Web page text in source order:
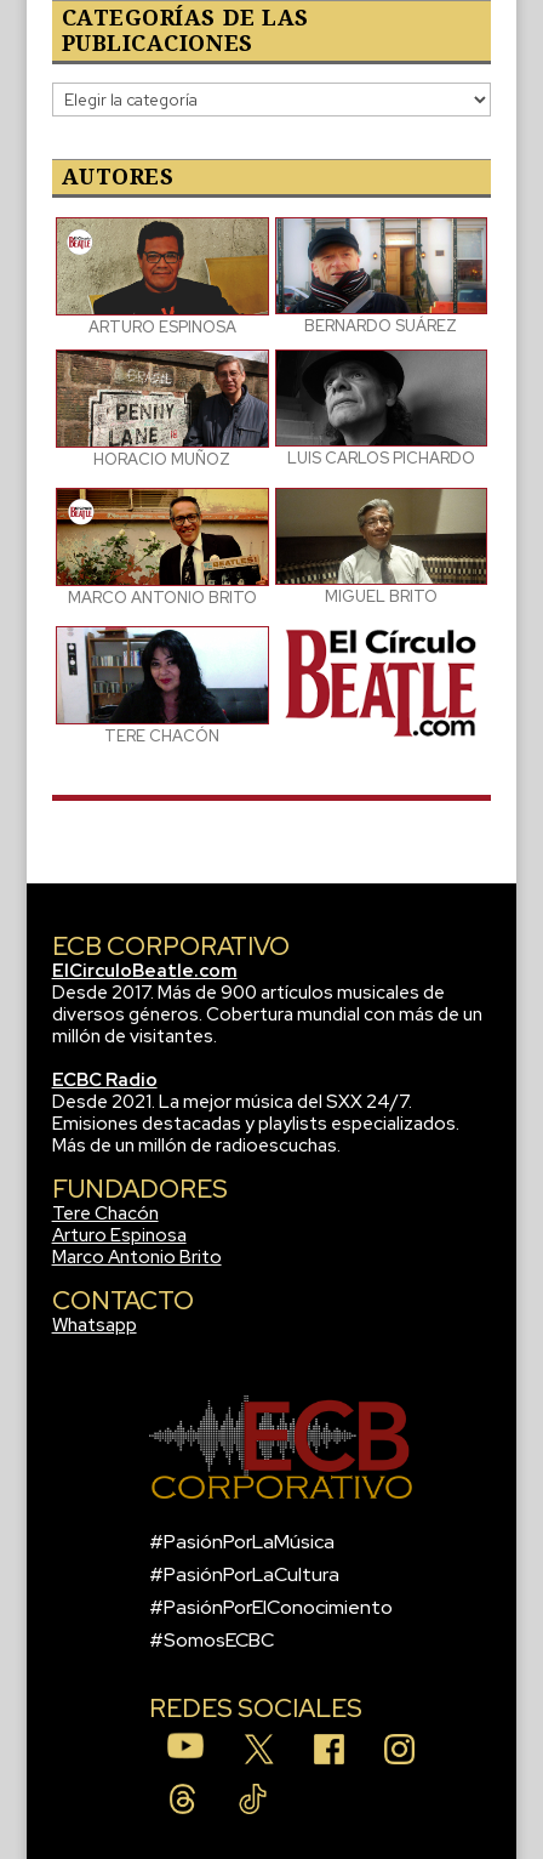
CATEGORÍAS DE LAS
PUBLICACIONES
Categorías
de
publicaciones
AUTORES
ARTURO ESPINOSA BERNARDO SUÁREZ
HORACIO MUÑOZ LUIS CARLOS PICHARDO
MARCO ANTONIO BRITO MIGUEL BRITO
TERE CHACÓN
ECB CORPORATIVO
ElCirculoBeatle.com
Desde 2017. Más de 900 artículos musicales de
diversos géneros. Cobertura mundial con más de un
millón de visitantes.
ECBC Radio
Desde 2021. La mejor música del SXX 24/7.
Emisiones destacadas y playlists especializados.
Más de un millón de radioescuchas.
FUNDADORES
Tere Chacón
Arturo Espinosa
Marco Antonio Brito
CONTACTO
Whatsapp
#PasiónPorLaMúsica
#PasiónPorLaCultura
#PasiónPorElConocimiento
#SomosECBC
REDES SOCIALES